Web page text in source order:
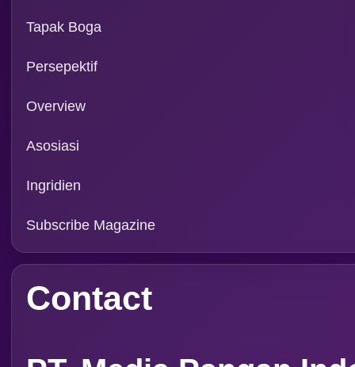
Tapak Boga
Persepektif
Overview
Asosiasi
Ingridien
Subscribe Magazine
Contact